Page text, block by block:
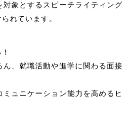
対象とするスピーチライティング
れています。
ん、就職活動や進学に関わる面接
ュニケーション能力を高めるヒ